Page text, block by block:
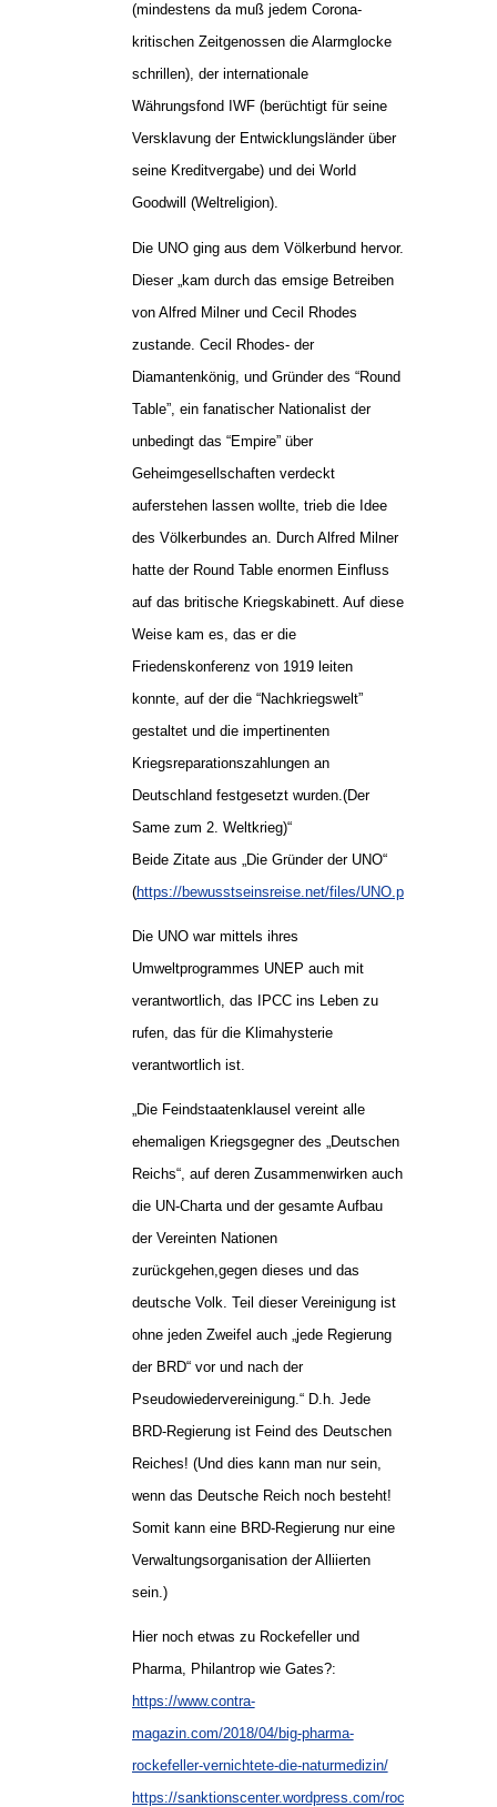
(mindestens da muß jedem Corona-
kritischen Zeitgenossen die Alarmglocke
schrillen), der internationale
Währungsfond IWF (berüchtigt für seine
Versklavung der Entwicklungsländer über
seine Kreditvergabe) und dei World
Goodwill (Weltreligion).
Die UNO ging aus dem Völkerbund hervor.
Dieser „kam durch das emsige Betreiben
von Alfred Milner und Cecil Rhodes
zustande. Cecil Rhodes- der
Diamantenkönig, und Gründer des “Round
Table”, ein fanatischer Nationalist der
unbedingt das “Empire” über
Geheimgesellschaften verdeckt
auferstehen lassen wollte, trieb die Idee
des Völkerbundes an. Durch Alfred Milner
hatte der Round Table enormen Einfluss
auf das britische Kriegskabinett. Auf diese
Weise kam es, das er die
Friedenskonferenz von 1919 leiten
konnte, auf der die “Nachkriegswelt”
gestaltet und die impertinenten
Kriegsreparationszahlungen an
Deutschland festgesetzt wurden.(Der
Same zum 2. Weltkrieg)“
Beide Zitate aus „Die Gründer der UNO“
(https://bewusstseinsreise.net/files/UNO.pdf
Die UNO war mittels ihres
Umweltprogrammes UNEP auch mit
verantwortlich, das IPCC ins Leben zu
rufen, das für die Klimahysterie
verantwortlich ist.
„Die Feindstaatenklausel vereint alle
ehemaligen Kriegsgegner des „Deutschen
Reichs“, auf deren Zusammenwirken auch
die UN-Charta und der gesamte Aufbau
der Vereinten Nationen
zurückgehen,gegen dieses und das
deutsche Volk. Teil dieser Vereinigung ist
ohne jeden Zweifel auch „jede Regierung
der BRD“ vor und nach der
Pseudowiedervereinigung.“ D.h. Jede
BRD-Regierung ist Feind des Deutschen
Reiches! (Und dies kann man nur sein,
wenn das Deutsche Reich noch besteht!
Somit kann eine BRD-Regierung nur eine
Verwaltungsorganisation der Alliierten
sein.)
Hier noch etwas zu Rockefeller und
Pharma, Philantrop wie Gates?:
https://www.contra-
magazin.com/2018/04/big-pharma-
rockefeller-vernichtete-die-naturmedizin/
https://sanktionscenter.wordpress.com/rockefeller-